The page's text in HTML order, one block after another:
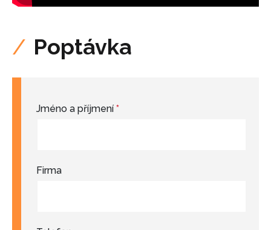
Poptávka
Jméno a příjmení *
Firma